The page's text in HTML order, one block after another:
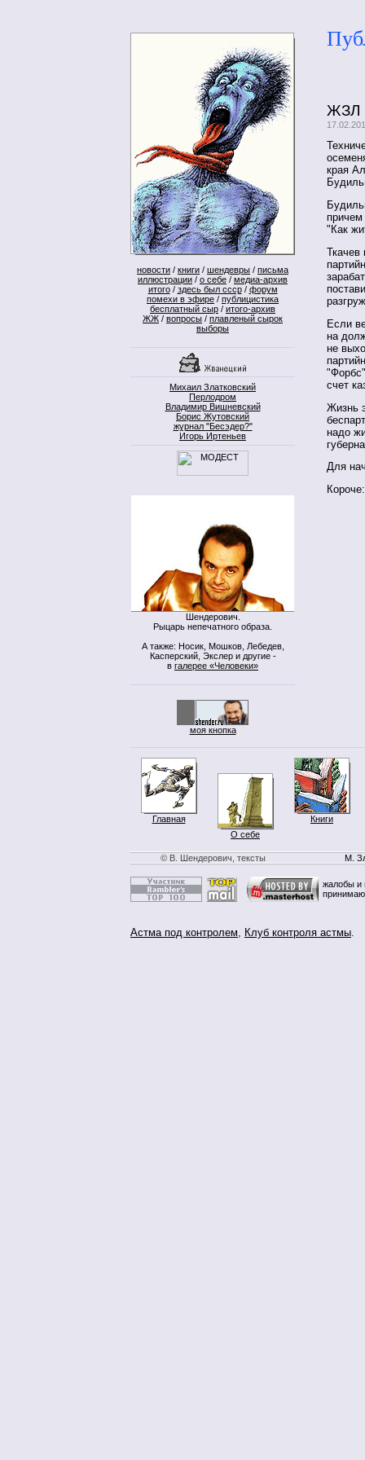
новости / книги / шендевры / письма
иллюстрации / о себе / медиа-архив
итого/ здесь был ссср/ форум
помехи в эфире / публицистика
бесплатный сыр / итого-архив
ЖЖ / вопросы / плавленый сырок
выборы
Михаил Златковский
Перлодром
Владимир Вишневский
Борис Жутовский
журнал "Бесэдер?"
Игорь Иртеньев
Шендерович.
Рыцарь непечатного образа.
А также: Носик, Мошков, Лебедев,
Касперский, Экслер и другие -
в галерее «Человеки»
моя кнопка
ЖЗЛ
края
"Как
Ткачев
Если
на
не
счет
Жизнь
надо
Для
Главная
О себе
Книги
© В. Шендерович, тексты М.
жалобы и
Астма под контролем, Клуб контроля астмы.